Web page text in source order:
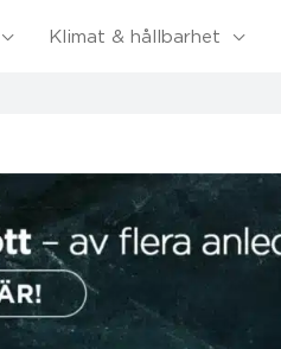
Klimat & hållbarhet